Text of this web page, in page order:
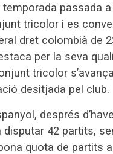
passada a
tricolor i es
dret colombià de
per la seva
tricolor
desitjada pel club.
després
42 partits,
quota de partits